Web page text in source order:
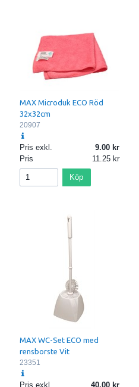
MAX Microduk ECO Röd
32x32cm
20907
Pris exkl.
9.00
Pris
11.25
Köp
MAX WC-Set ECO med
rensborste Vit
23351
Pris exkl.
40.00